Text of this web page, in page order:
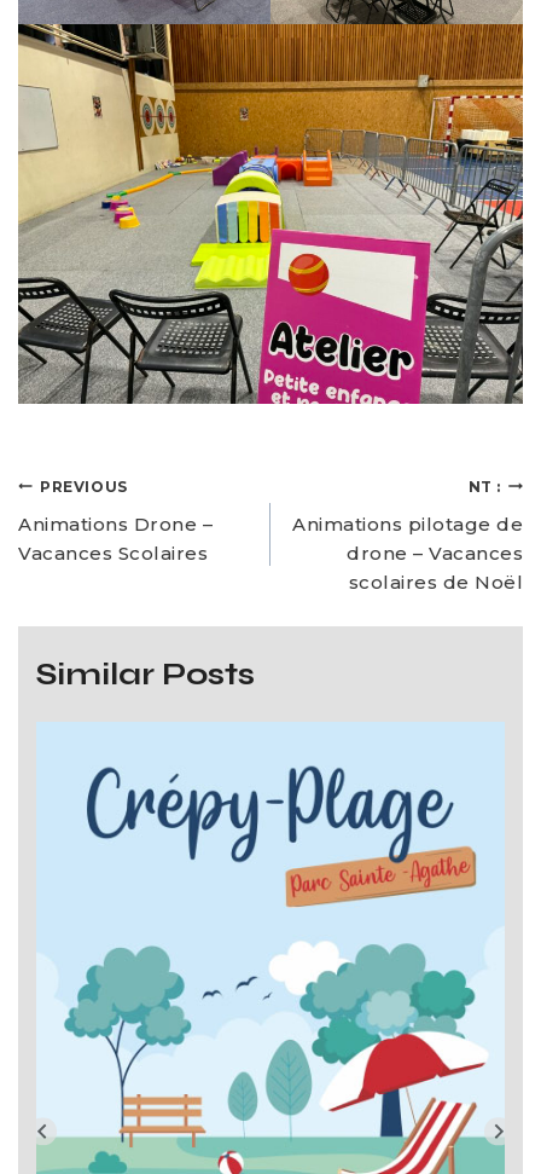
PREVIOUS
Animations Drone –
Vacances Scolaires
NT :
Animations pilotage de
drone – Vacances
scolaires de Noël
Similar Posts